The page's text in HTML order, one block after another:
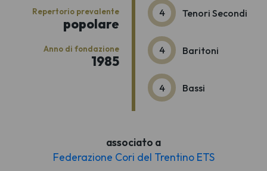
Repertorio prevalente
popolare
Anno di fondazione
1985
4 Tenori Secondi
4 Baritoni
4 Bassi
associato a
Federazione Cori del Trentino ETS